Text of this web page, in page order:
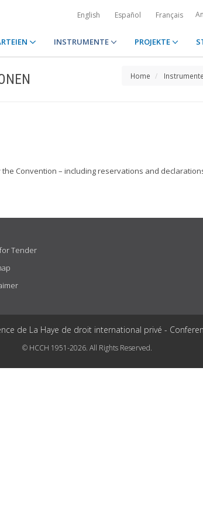
English Español Français
INSTRUMENTE PROJEKTE
Home Instrumente
Convention – including reservations and
Tender
de La Haye de droit international privé -
© HCCH 1951-2026. All Rights Reserved.